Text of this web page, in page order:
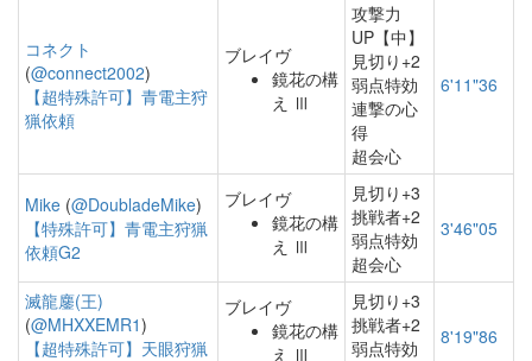
コネクト
(@connect2002)
【超特殊許可】青電主狩
猟依頼
ブレイヴ
鏡花の構
え Ⅲ
攻撃力
UP【中】
見切り+2
弱点特効
連撃の心
得
超会心
6'11"36
Mike (@DoubladeMike)
【特殊許可】青電主狩猟
依頼G2
ブレイヴ
鏡花の構
え Ⅲ
見切り+3
挑戦者+2
弱点特効
超会心
3'46"05
滅龍鏖(王)
(@MHXXEMR1)
【超特殊許可】天眼狩猟
ブレイヴ
鏡花の構
え Ⅲ
見切り+3
挑戦者+2
弱点特効
8'19"86